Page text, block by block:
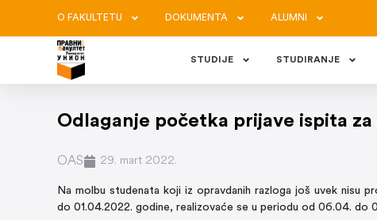
O FAKULTETU DOKUMENTA ALUMNI
STUDIJE STUDIRANJE
Odlaganje početka prijave ispita
OAS 29. mart 2022.
Na molbu studenata koji iz opravdanih razloga još uvek nisu
do 01.04.2022. godine, realizovaće se u periodu od 06.04. do